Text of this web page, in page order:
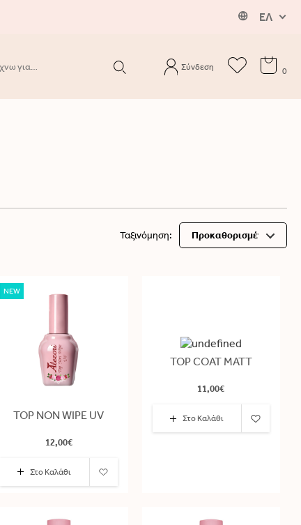
ΕΛ
Σύνδεση 0
Ταξινόμηση:
NEW
TOP NON WIPE UV
12,00€
Στο Καλάθι
TOP COAT MATT
11,00€
Στο Καλάθι